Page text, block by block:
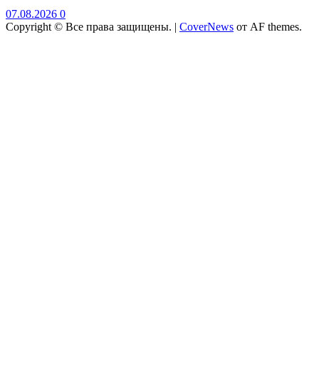
07.08.2026 0
Copyright © Все права защищены. | CoverNews от AF themes.